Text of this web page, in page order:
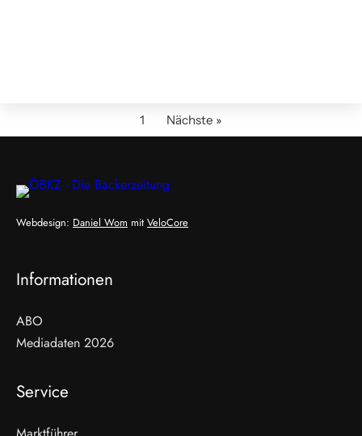
1 Nächste »
Webdesign: Daniel Wom mit VeloCore
Informationen
ABO
Mediadaten 2026
Service